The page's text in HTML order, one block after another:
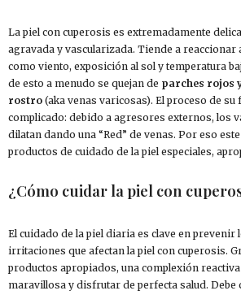
La piel con cuperosis es extremadamente
agravada y vascularizada. Tiende a reaccionar
como viento, exposición al sol y temperatura
de esto a menudo se quejan de parches rojos
rostro (aka venas varicosas). El proceso de
complicado: debido a agresores externos, los
dilatan dando una “Red” de venas. Por eso
productos de cuidado de la piel especiales,
¿Cómo cuidar la piel con
El cuidado de la piel diaria es clave en prevenir
irritaciones que afectan la piel con cuperosis.
productos apropiados, una complexión
maravillosa y disfrutar de perfecta salud. Debe